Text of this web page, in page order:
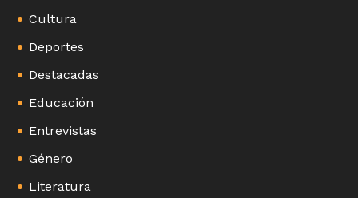
Cultura
Deportes
Destacadas
Educación
Entrevistas
Género
Literatura